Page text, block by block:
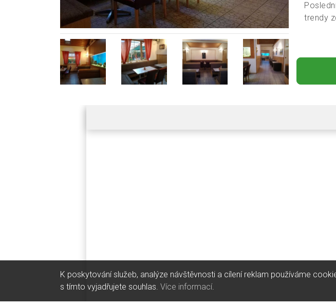
trendy
K poskytování služeb, analýze návštěvnosti a cílení reklam používáme
s tímto vyjadřujete souhlas. Více informací.